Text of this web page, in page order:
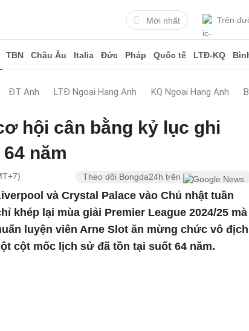
Mới nhất Trên
TBN Châu Âu Italia Đức Pháp Quốc tế LTĐ-KQ
ĐT Anh LTĐ Ngoại Hạng Anh KQ Ngoại Hạng Anh
hội cân bằng kỷ lục ghi
năm
Theo dõi Bongda24h trên
và Crystal Palace vào Chủ nhật tuần
khép lại mùa giải Premier League 2024/25 mà
luyện viên Arne Slot ăn mừng chức vô
cột mốc lịch sử đã tồn tại suốt 64 năm.